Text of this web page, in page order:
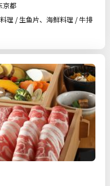
京都
理 / 生鱼片、海鲜料理 / 牛排